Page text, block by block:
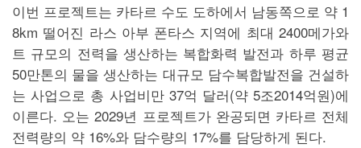
이번 프로젝트는 카타르 수도 도하에서 남동쪽으로 약 1
8km 떨어진 라스 아부 폰타스 지역에 최대 2400메가와
트 규모의 전력을 생산하는 복합화력 발전과 하루 평균
50만톤의 물을 생산하는 대규모 담수복합발전을 건설하
는 사업으로 총 사업비만 37억 달러(약 5조2014억원)에
이른다. 오는 2029년 프로젝트가 완공되면 카타르 전체
전력량의 약 16%와 담수량의 17%를 담당하게 된다.